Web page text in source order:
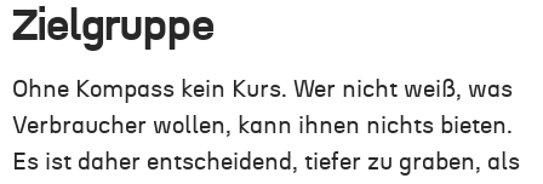
Zielgruppe
Ohne Kompass kein Kurs. Wer nicht weiß, was
Verbraucher wollen, kann ihnen nichts bieten.
Es ist daher entscheidend, tiefer zu graben, als